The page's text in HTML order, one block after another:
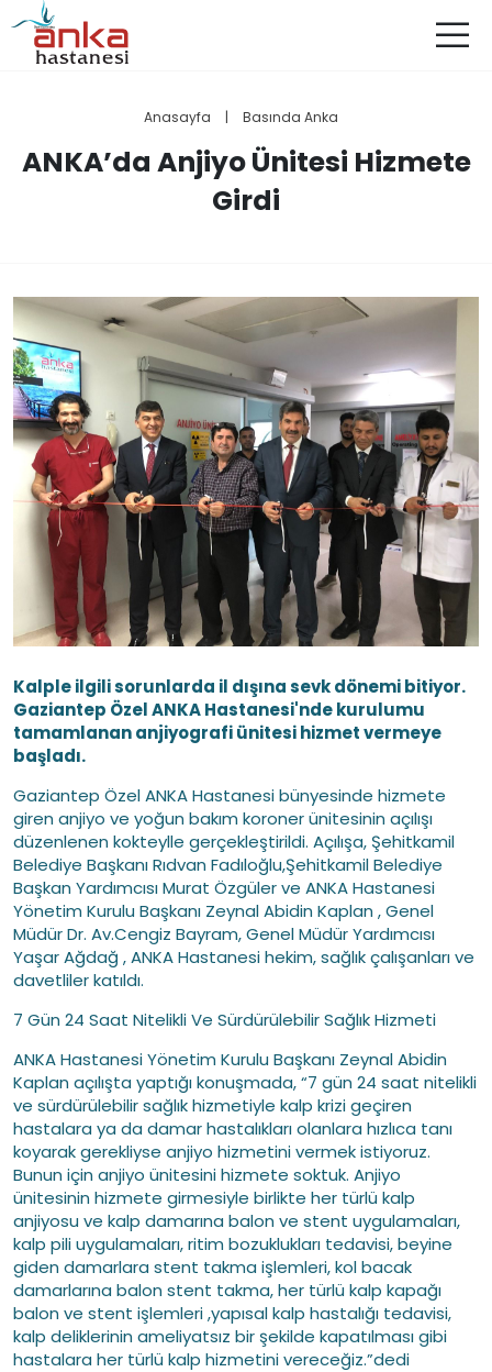
Anasayfa | Basında Anka
ANKA’da Anjiyo Ünitesi Hizmete
Girdi
Kalple ilgili sorunlarda il dışına sevk dönemi bitiyor.
Gaziantep Özel ANKA Hastanesi'nde kurulumu
tamamlanan anjiyografi ünitesi hizmet vermeye
başladı.
Gaziantep Özel ANKA Hastanesi bünyesinde hizmete
giren anjiyo ve yoğun bakım koroner ünitesinin açılışı
düzenlenen kokteylle gerçekleştirildi. Açılışa, Şehitkamil
Belediye Başkanı Rıdvan Fadıloğlu,Şehitkamil Belediye
Başkan Yardımcısı Murat Özgüler ve ANKA Hastanesi
Yönetim Kurulu Başkanı Zeynal Abidin Kaplan , Genel
Müdür Dr. Av.Cengiz Bayram, Genel Müdür Yardımcısı
Yaşar Ağdağ , ANKA Hastanesi hekim, sağlık çalışanları ve
davetliler katıldı.
7 Gün 24 Saat Nitelikli Ve Sürdürülebilir Sağlık Hizmeti
ANKA Hastanesi Yönetim Kurulu Başkanı Zeynal Abidin
Kaplan açılışta yaptığı konuşmada, “7 gün 24 saat nitelikli
ve sürdürülebilir sağlık hizmetiyle kalp krizi geçiren
hastalara ya da damar hastalıkları olanlara hızlıca tanı
koyarak gerekliyse anjiyo hizmetini vermek istiyoruz.
Bunun için anjiyo ünitesini hizmete soktuk. Anjiyo
ünitesinin hizmete girmesiyle birlikte her türlü kalp
anjiyosu ve kalp damarına balon ve stent uygulamaları,
kalp pili uygulamaları, ritim bozuklukları tedavisi, beyine
giden damarlara stent takma işlemleri, kol bacak
damarlarına balon stent takma, her türlü kalp kapağı
balon ve stent işlemleri ,yapısal kalp hastalığı tedavisi,
kalp deliklerinin ameliyatsız bir şekilde kapatılması gibi
hastalara her türlü kalp hizmetini vereceğiz.”dedi